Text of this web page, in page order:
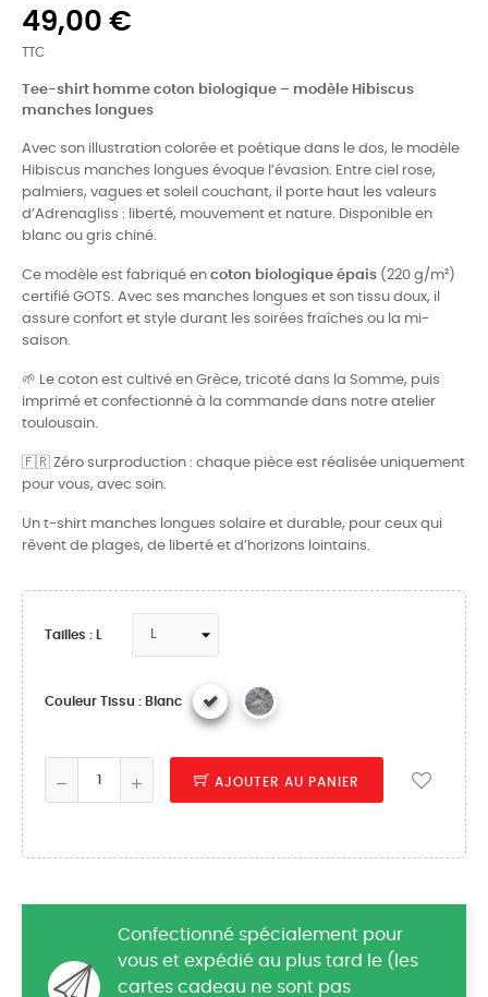
49,00 €
TTC
Tee-shirt homme coton biologique – modèle Hibiscus
manches longues
Avec son illustration colorée et poétique dans le dos, le modèle
Hibiscus manches longues évoque l’évasion. Entre ciel rose,
palmiers, vagues et soleil couchant, il porte haut les valeurs
d’Adrenagliss : liberté, mouvement et nature. Disponible en
blanc ou gris chiné.
Ce modèle est fabriqué en coton biologique épais (220 g/m²)
certifié GOTS. Avec ses manches longues et son tissu doux, il
assure confort et style durant les soirées fraîches ou la mi-
saison.
🌱 Le coton est cultivé en Grèce, tricoté dans la Somme, puis
imprimé et confectionné à la commande dans notre atelier
toulousain.
🇫🇷 Zéro surproduction : chaque pièce est réalisée uniquement
pour vous, avec soin.
Un t-shirt manches longues solaire et durable, pour ceux qui
rêvent de plages, de liberté et d’horizons lointains.
Tailles : L
Couleur Tissu : Blanc
AJOUTER AU PANIER
Confectionné spécialement pour
vous et expédié au plus tard le (les
cartes cadeau ne sont pas